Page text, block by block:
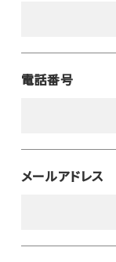
電話番号
メールアドレス